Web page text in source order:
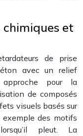
et
de prise
avec un relief
pour la
de composés
visuels basés sur
exemple des motifs
pleut. La